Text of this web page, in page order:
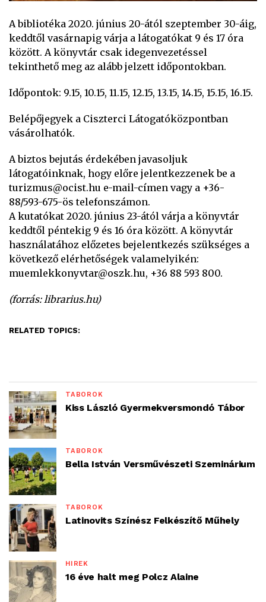
A bibliotéka 2020. június 20-ától szeptember 30-áig,
keddtől vasárnapig várja a látogatókat 9 és 17 óra
között. A könyvtár csak idegenvezetéssel
tekinthető meg az alább jelzett időpontokban.
Időpontok: 9.15, 10.15, 11.15, 12.15, 13.15, 14.15, 15.15, 16.15.
Belépőjegyek a Ciszterci Látogatóközpontban
vásárolhatók.
A biztos bejutás érdekében javasoljuk
látogatóinknak, hogy előre jelentkezzenek be a
turizmus@ocist.hu e-mail-címen vagy a +36-
88/593-675-ös telefonszámon.
A kutatókat 2020. június 23-ától várja a könyvtár
keddtől péntekig 9 és 16 óra között. A könyvtár
használatához előzetes bejelentkezés szükséges a
következő elérhetőségek valamelyikén:
muemlekkonyvtar@oszk.hu, +36 88 593 800.
(forrás: librarius.hu)
RELATED TOPICS:
TÁBOROK
Kiss László Gyermekversmondó Tábor
TÁBOROK
Bella István Versművészeti Szeminárium
TÁBOROK
Latinovits Színész Felkészítő Műhely
HÍREK
16 éve halt meg Polcz Alaine